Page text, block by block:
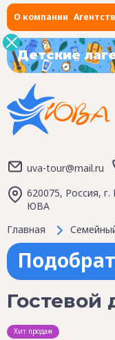
О компании
Детские
uva-tour@mail.ru
620075, Россия, г.
ЮВА
Главная
Хит продаж